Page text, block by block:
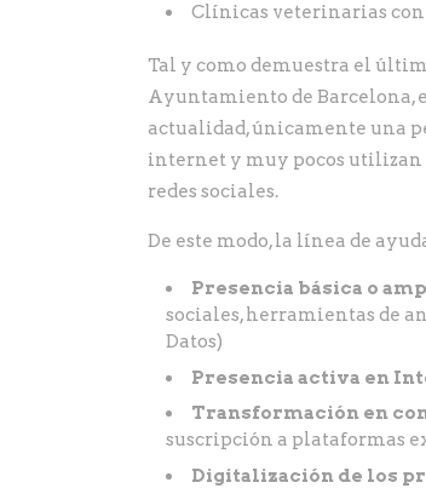
Clínicas veterinarias
Tal y como demuestra el
Ayuntamiento de Barcelona,
actualidad, únicamente una
internet y muy pocos utilizan
redes sociales.
De este modo, la línea de
Presencia básica o
sociales, herramientas de
Datos)
Presencia activa en
Transformación en
suscripción a plataformas
Digitalización de los